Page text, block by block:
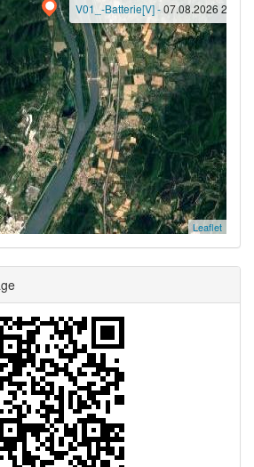
V01_-Batterie[V] -07.08.2026 23:30
Leaflet